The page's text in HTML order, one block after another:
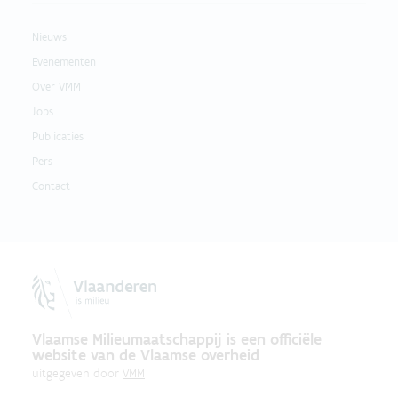
Nieuws
Evenementen
Over VMM
Jobs
Publicaties
Pers
Contact
Vlaamse Milieumaatschappij is een officiële
website van de Vlaamse overheid
uitgegeven door VMM